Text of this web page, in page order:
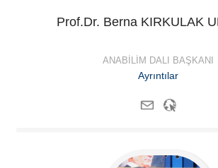
Prof.Dr. Berna KIRKULAK
ANABILIM DALI BAŞKANI
Ayrıntılar